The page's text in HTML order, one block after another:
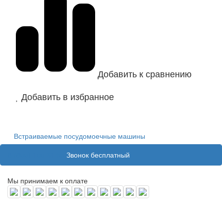
Добавить к сравнению
Добавить в избранное
Встраиваемые посудомоечные машины
Звонок бесплатный
Мы принимаем к оплате